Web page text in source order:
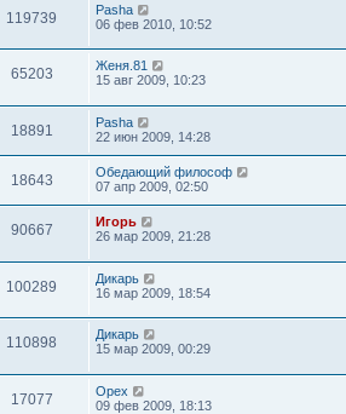
119739
Pasha
06 фев 2010, 10:52
65203
Женя.81
15 авг 2009, 10:23
18891
Pasha
22 июн 2009, 14:28
18643
Обедающий философ
07 апр 2009, 02:50
90667
Игорь
26 мар 2009, 21:28
100289
Дикарь
16 мар 2009, 18:54
110898
Дикарь
15 мар 2009, 00:29
17077
Орех
09 фев 2009, 18:13